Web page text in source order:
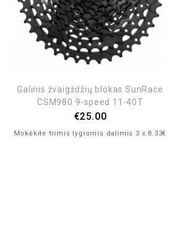
Galinis žvaigždžių blokas SunRace
CSM980 9-speed 11-40T
€25.00
Mokėkite trimis lygiomis dalimis 3 x 8.33€